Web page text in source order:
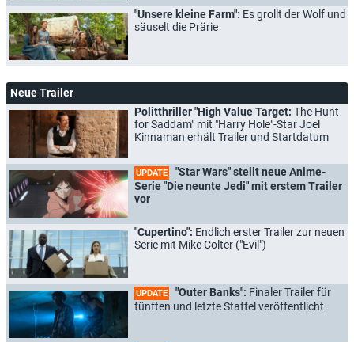
"Unsere kleine Farm": Es grollt der Wolf und
säuselt die Prärie
Neue Trailer
Politthriller "High Value Target: The Hunt
for Saddam" mit "Harry Hole"-Star Joel
Kinnaman erhält Trailer und Startdatum
UPDATE
"Star Wars" stellt neue Anime-
Serie "Die neunte Jedi" mit erstem Trailer
vor
"Cupertino": Endlich erster Trailer zur neuen
Serie mit Mike Colter ("Evil")
UPDATE "Outer Banks": Finaler Trailer für
fünften und letzte Staffel veröffentlicht